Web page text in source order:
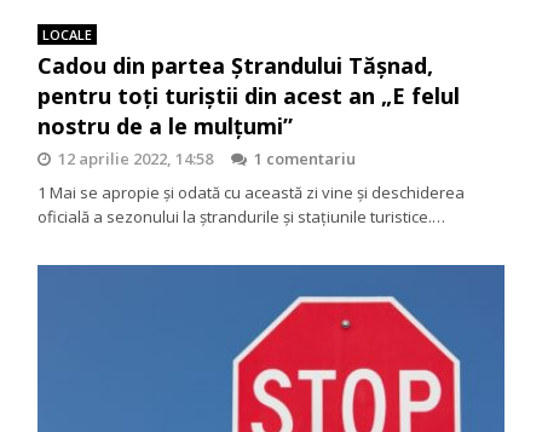
LOCALE
Cadou din partea Ștrandului Tășnad,
pentru toți turiștii din acest an „E felul
nostru de a le mulțumi”
12 aprilie 2022, 14:58
1 comentariu
1 Mai se apropie și odată cu această zi vine și deschiderea
oficială a sezonului la ștrandurile și stațiunile turistice.…